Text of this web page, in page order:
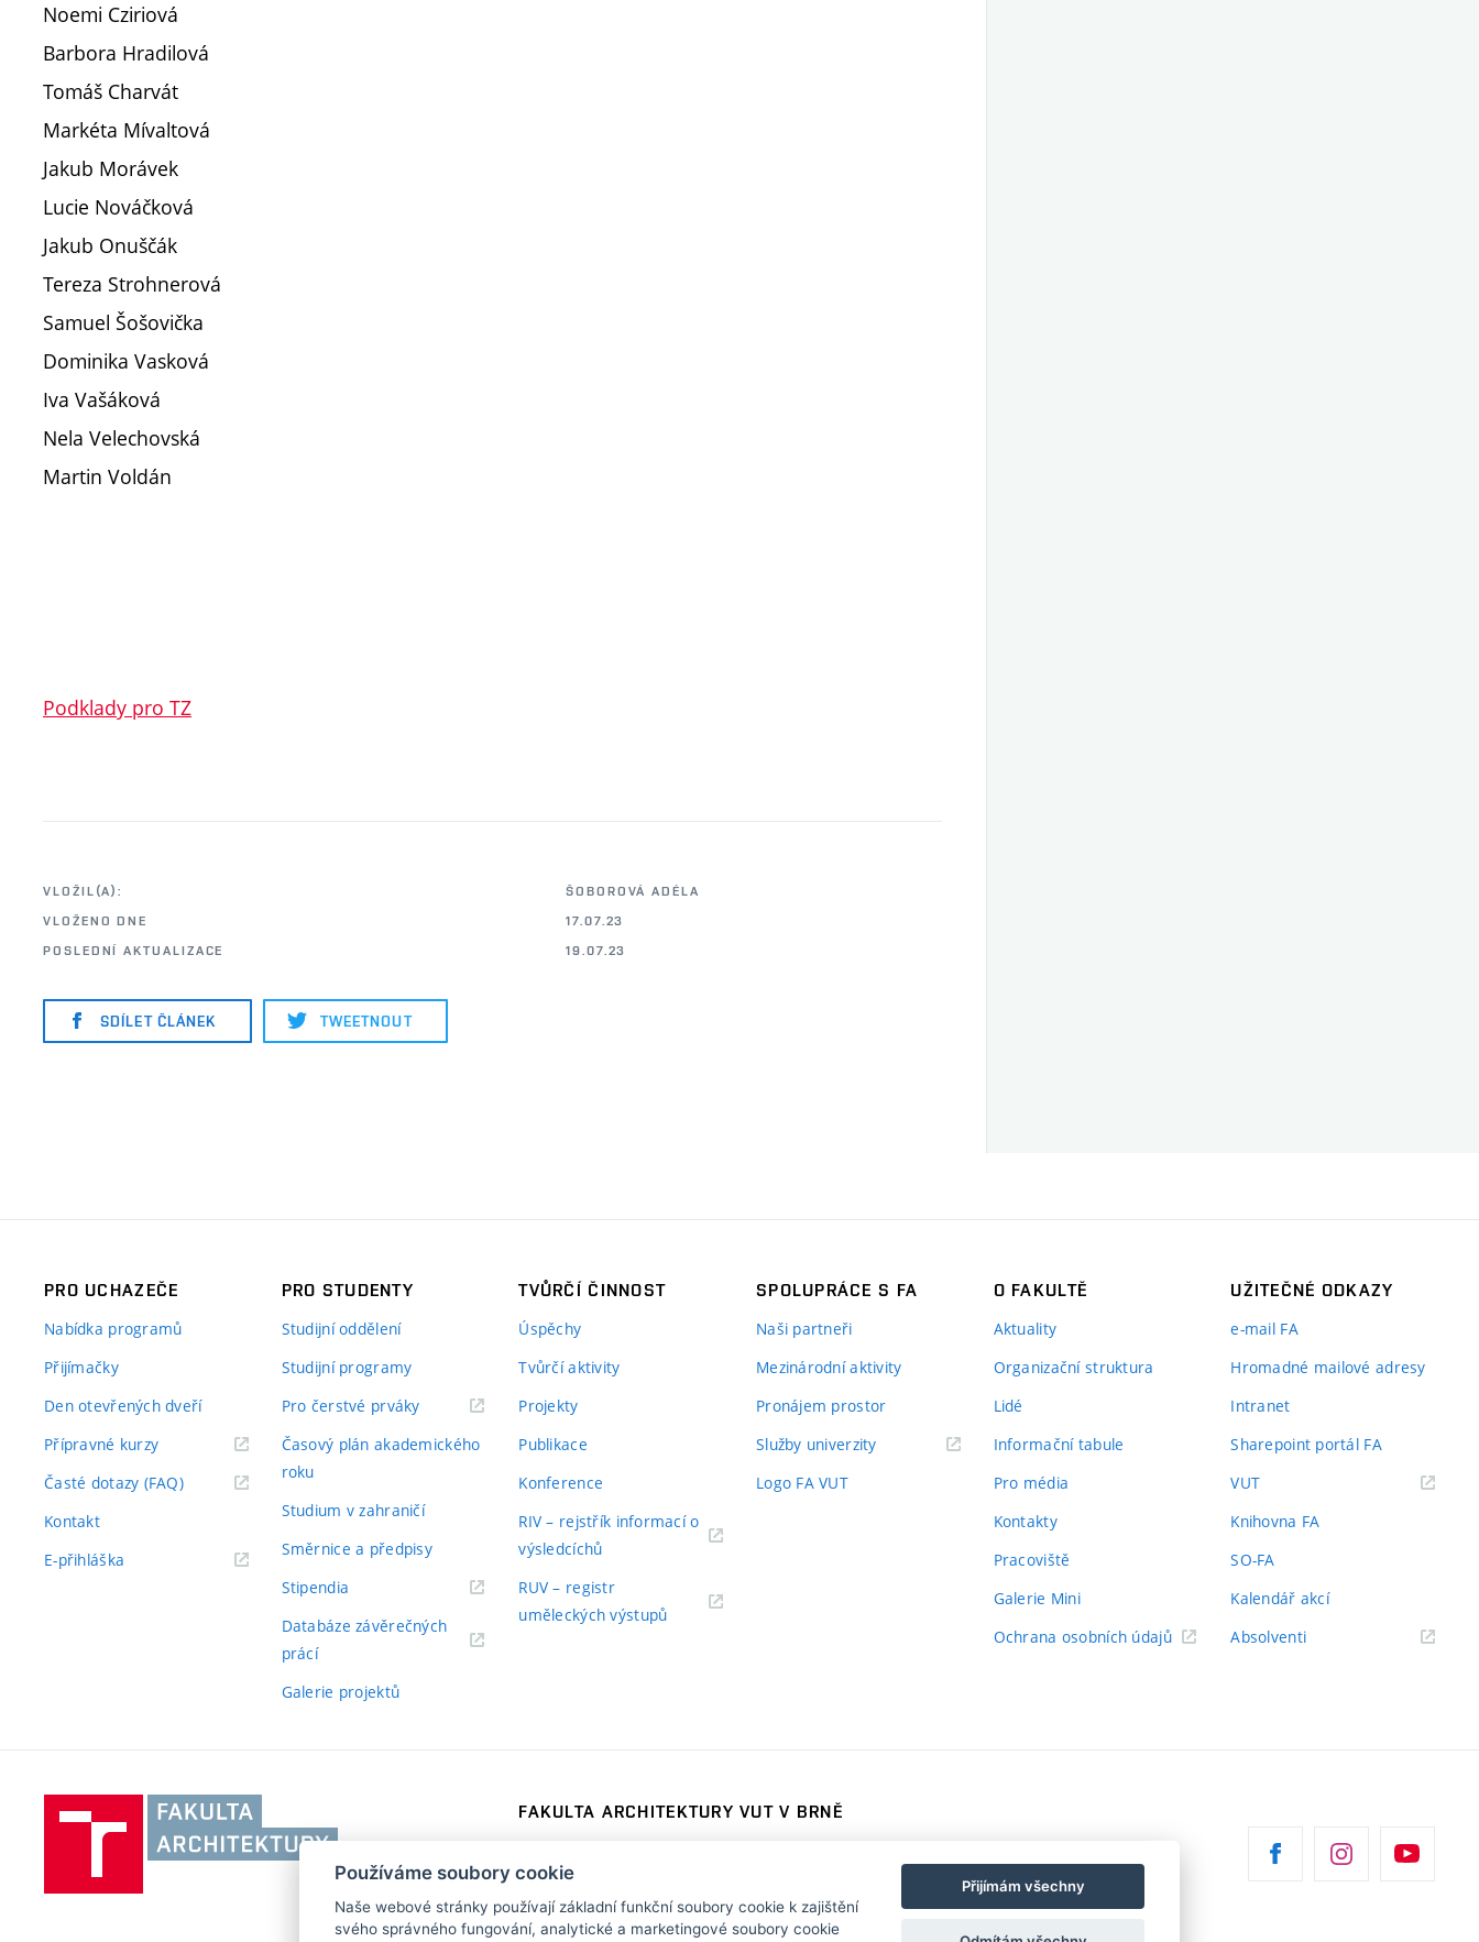
Noemi Cziriová
Barbora Hradilová
Tomáš Charvát
Markéta Mívaltová
Jakub Morávek
Lucie Nováčková
Jakub Onuščák
Tereza Strohnerová
Samuel Šošovička
Dominika Vasková
Iva Vašáková
Nela Velechovská
Martin Voldán
Podklady pro TZ
VLOŽIL(A):
ŠOBOROVÁ ADÉLA
VLOŽENO DNE
17.07.23
POSLEDNÍ AKTUALIZACE
19.07.23
SDÍLET ČLÁNEK TWEETNOUT
PRO UCHAZEČE
Nabídka programů
Přijímačky
Den otevřených dveří
Přípravné kurzy
Časté dotazy (FAQ)
Kontakt
E-přihláška
PRO STUDENTY
Studijní oddělení
Studijní programy
Pro čerstvé prváky
Časový plán akademického
roku
Studium v zahraničí
Směrnice a předpisy
Stipendia
Databáze závěrečných
prácí
Galerie projektů
TVŮRČÍ ČINNOST
Úspěchy
Tvůrčí aktivity
Projekty
Publikace
Konference
RIV – rejstřík informací o
výsledcíchů
RUV – registr
uměleckých výstupů
SPOLUPRÁCE S FA
Naši partneři
Mezinárodní aktivity
Pronájem prostor
Služby univerzity
Logo FA VUT
O FAKULTĚ
Aktuality
Organizační struktura
Lidé
Informační tabule
Pro média
Kontakty
Pracoviště
Galerie Mini
Ochrana osobních údajů
UŽITEČNÉ ODKAZY
e-mail FA
Hromadné mailové adresy
Intranet
Sharepoint portál FA
VUT(externí
Knihovna FA
SO-FA
Kalendář akcí
Absolventi(externí
učení
technické
Brně,
FAKULTA ARCHITEKTURY VUT V BRNĚ
Telefon: 54114 6600
Používáme soubory cookie
Naše webové stránky používají základní funkční soubory cookie k zajištění
svého správného fungování, analytické a marketingové soubory cookie
Přijímám všechny